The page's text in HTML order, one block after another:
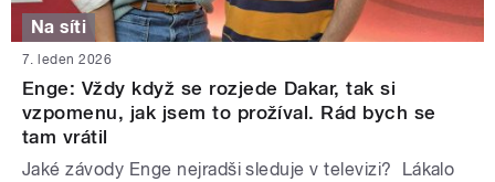
Na síti
7. leden 2026
Enge: Vždy když se rozjede Dakar, tak si
vzpomenu, jak jsem to prožíval. Rád bych se
tam vrátil
Jaké závody Enge nejradši sleduje v televizi? Lákalo